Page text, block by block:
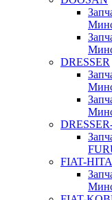
DRESSER
FIAT-